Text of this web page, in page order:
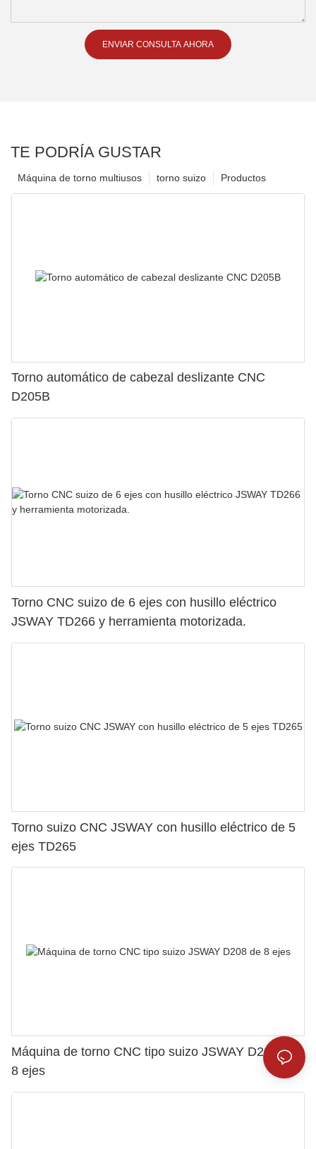
ENVIAR CONSULTA AHORA
TE PODRÍA GUSTAR
Productos
torno suizo
Máquina de torno multiusos
Torno automático de cabezal deslizante CNC
D205B
Torno CNC suizo de 6 ejes con husillo eléctrico
JSWAY TD266 y herramienta motorizada.
Torno suizo CNC JSWAY con husillo eléctrico de 5
ejes TD265
Máquina de torno CNC tipo suizo JSWAY D208 de
8 ejes